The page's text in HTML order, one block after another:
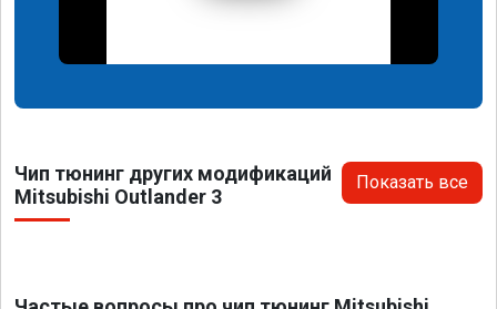
Чип тюнинг других модификаций
Mitsubishi Outlander 3
Показать все